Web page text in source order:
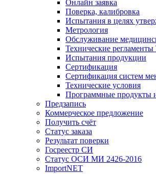
Онлайн заявка
Поверка, калибровка
Испытания в целях
Метрология
Обслуживание
Технические
Испытания продукции
Сертификация
Сертификация систем
Технические условия
Программные продукты
Предзапись
Коммерческое предложение
Получить счёт
Статус заказа
Результат поверки
Госреестр СИ
Статус ОСИ МИ 2426-2016
ImportNET